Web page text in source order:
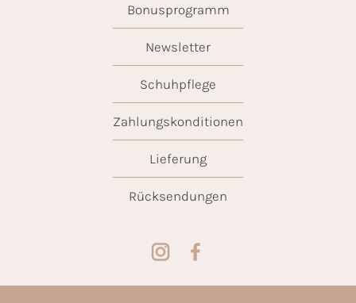
Bonusprogramm
Newsletter
Schuhpflege
Zahlungskonditionen
Lieferung
Rücksendungen